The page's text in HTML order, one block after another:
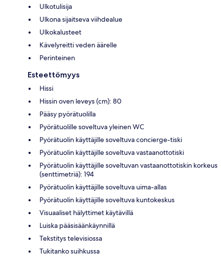
Ulkotulisija
Ulkona sijaitseva viihdealue
Ulkokalusteet
Kävelyreitti veden äärelle
Perinteinen
Esteettömyys
Hissi
Hissin oven leveys (cm): 80
Pääsy pyörätuolilla
Pyörätuolille soveltuva yleinen WC
Pyörätuolin käyttäjille soveltuva concierge-tiski
Pyörätuolin käyttäjille soveltuva vastaanottotiski
Pyörätuolin käyttäjille soveltuvan vastaanottotiskin korkeus
(senttimetriä): 194
Pyörätuolin käyttäjille soveltuva uima-allas
Pyörätuolin käyttäjille soveltuva kuntokeskus
Visuaaliset hälyttimet käytävillä
Luiska pääsisäänkäynnillä
Tekstitys televisiossa
Tukitanko suihkussa